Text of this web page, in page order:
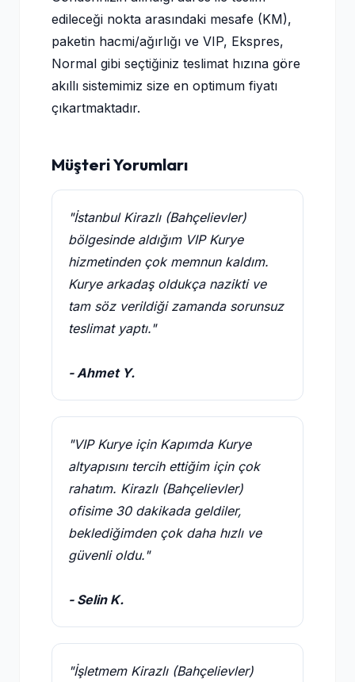
edileceği nokta arasındaki mesafe (KM),
paketin hacmi/ağırlığı ve VIP, Ekspres,
Normal gibi seçtiğiniz teslimat hızına göre
akıllı sistemimiz size en optimum fiyatı
çıkartmaktadır.
Müşteri Yorumları
"İstanbul Kirazlı (Bahçelievler)
bölgesinde aldığım VIP Kurye
hizmetinden çok memnun kaldım.
Kurye arkadaş oldukça nazikti ve
tam söz verildiği zamanda sorunsuz
teslimat yaptı."
- Ahmet Y.
"VIP Kurye için Kapımda Kurye
altyapısını tercih ettiğim için çok
rahatım. Kirazlı (Bahçelievler)
ofisime 30 dakikada geldiler,
beklediğimden çok daha hızlı ve
güvenli oldu."
- Selin K.
"İşletmem Kirazlı (Bahçelievler)